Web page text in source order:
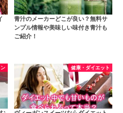
青汁のメーカーどこが良い？無料サ
ンプル情報や美味しい味付き青汁も
ご紹介！
健康・ダイエット